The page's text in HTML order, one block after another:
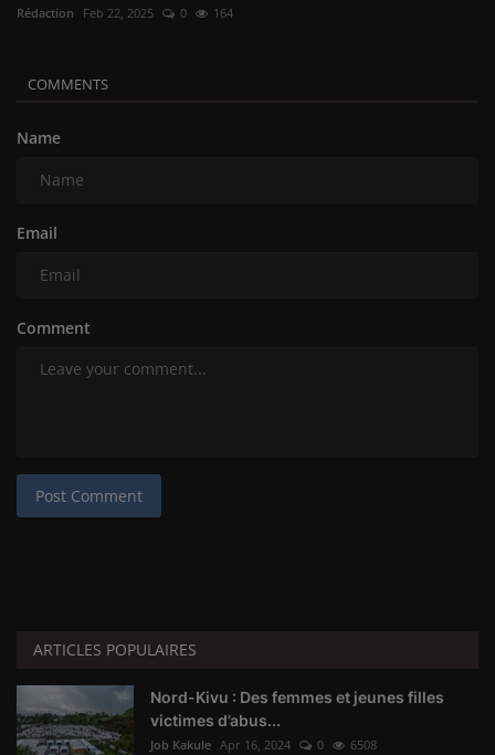
Rédaction Feb 22, 2025 0 164
COMMENTS
Name
Email
Comment
Post Comment
ARTICLES POPULAIRES
Nord-Kivu : Des femmes et jeunes filles
victimes d’abus...
Job Kakule Apr 16, 2024 0 6508